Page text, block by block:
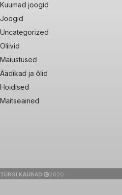
Kuumad joogid
Joogid
Uncategorized
Oliivid
Maiustused
Äädikad ja õlid
Hoidised
Maitseained
TÜRGI KAUBAD 2020